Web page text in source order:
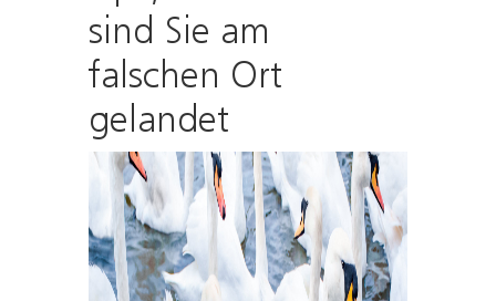
sind Sie am
falschen Ort
gelandet